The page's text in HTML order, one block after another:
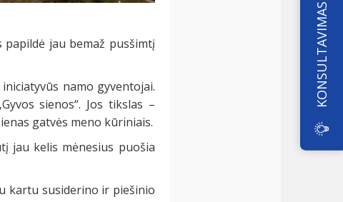
jau bemaž pusšimtį
namo gyventojai.
sienos“. Jos tikslas –
gatvės meno kūriniais.
jau kelis mėnesius puošia
kartu susiderino ir piešinio
KONSULTAVIMAS